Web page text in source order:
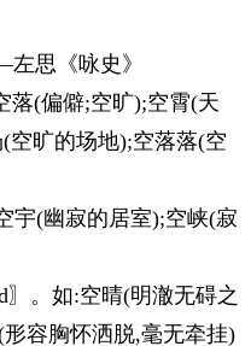
思《咏史》
落(偏僻;空旷);空霄(天
空旷的场地);空落落(空
宇(幽寂的居室);空峡(寂
〗。如:空晴(明澈无碍之
容胸怀洒脱,毫无牵挂)